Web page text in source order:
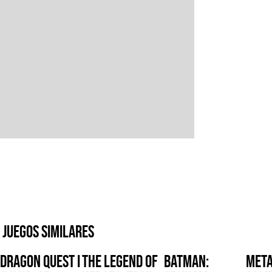
Juegos similares
DRAGON QUEST IThe Legend of Batman: